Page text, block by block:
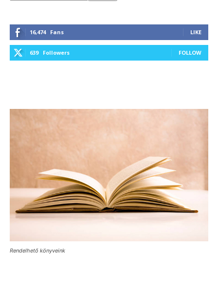
16,474 Fans LIKE
639 Followers FOLLOW
Rendelhető könyveink